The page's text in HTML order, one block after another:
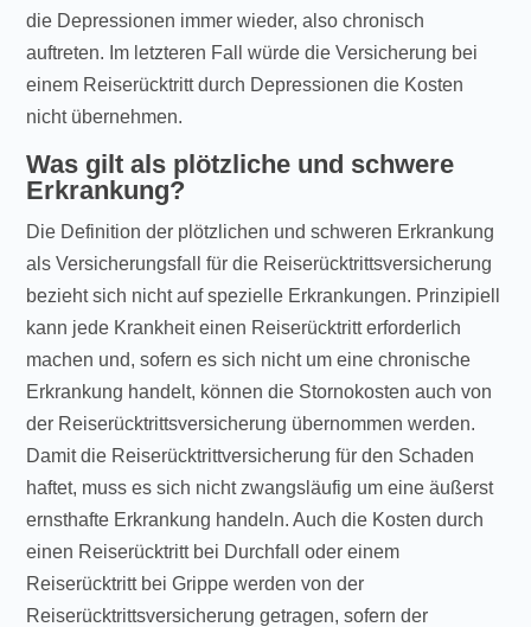
die Depressionen immer wieder, also chronisch
auftreten. Im letzteren Fall würde die Versicherung bei
einem Reiserücktritt durch Depressionen die Kosten
nicht übernehmen.
Was gilt als plötzliche und schwere
Erkrankung?
Die Definition der plötzlichen und schweren Erkrankung
als Versicherungsfall für die Reiserücktrittsversicherung
bezieht sich nicht auf spezielle Erkrankungen. Prinzipiell
kann jede Krankheit einen Reiserücktritt erforderlich
machen und, sofern es sich nicht um eine chronische
Erkrankung handelt, können die Stornokosten auch von
der Reiserücktrittsversicherung übernommen werden.
Damit die Reiserücktrittversicherung für den Schaden
haftet, muss es sich nicht zwangsläufig um eine äußerst
ernsthafte Erkrankung handeln. Auch die Kosten durch
einen Reiserücktritt bei Durchfall oder einem
Reiserücktritt bei Grippe werden von der
Reiserücktrittsversicherung getragen, sofern der